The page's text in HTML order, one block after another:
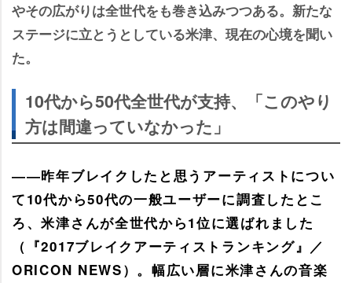
その広がりは全世代をも巻き込みつつある。新たな
ステージに立とうとしている米津、現在の心境を聞い
た。
10代から50代全世代が支持、「このやり
方は間違っていなかった」
――昨年ブレイクしたと思うアーティストについ
て10代から50代の一般ユーザーに調査したとこ
ろ、米津さんが全世代から1位に選ばれました
（『2017ブレイクアーティストランキング』／
ORICON NEWS）。幅広い層に米津さんの音楽